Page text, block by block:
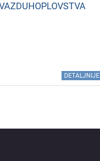
DETALJNIJE